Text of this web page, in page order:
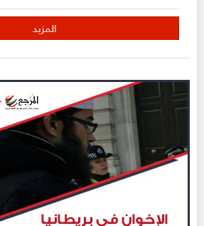
المزيد